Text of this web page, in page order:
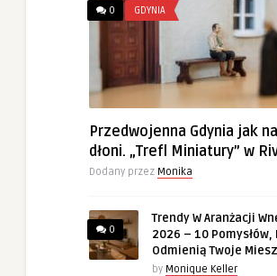
0 GDYNIA
Przedwojenna Gdynia jak na
dłoni. „Trefl Miniatury” w
Dodany przez Monika
0
Trendy W Aranżacji
2026 – 10 Pomysłów,
Odmienią Twoje
by Monique Keller